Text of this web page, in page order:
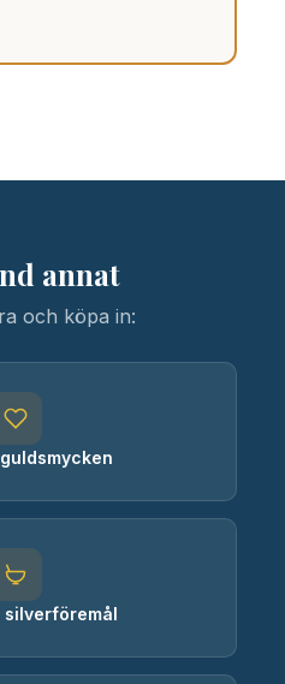
annat
och köpa in:
silverföremål